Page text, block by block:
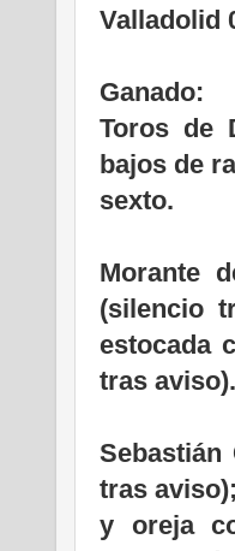
Valladolid
Ganado:
Toros de
bajos de
sexto.
Morante
(silencio
estocada
tras aviso).
Sebastián
tras
y oreja